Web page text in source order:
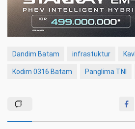
Dandim Batam infrastuktur
Kodim 0316 Batam Panglima TNI